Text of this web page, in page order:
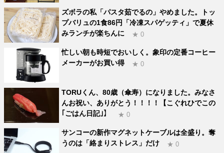
ズボラの私「パスタ茹でるの」やめました。トッ
プバリュの1食86円「冷凍スパゲッティ」で夏休
みランチが楽ちんに
★ 0
忙しい朝も時短でおいしく。象印の定番コーヒー
メーカーがお買い得
★ 0
TORUくん、80歳（傘寿）になりました。みなさ
んお祝い、ありがとう！！！！【こぐれひでこの
｢ごはん日記｣】
★ 0
サンコーの新作マグネットケーブルは全盛り。奪
うのは「絡まりストレス」だけ
★ 0